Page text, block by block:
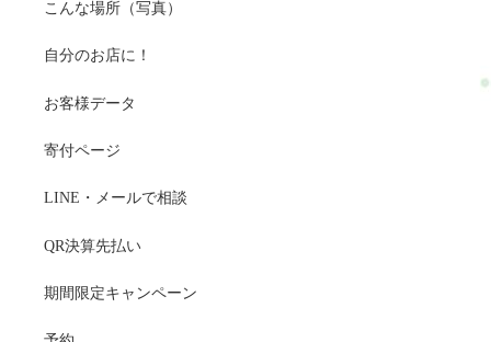
こんな場所（写真）
自分のお店に！
お客様データ
寄付ページ
LINE・メールで相談
QR決算先払い
期間限定キャンペーン